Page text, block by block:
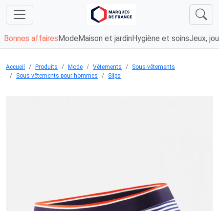
Bonnes affaires Mode Maison et jardin Hygiène et soinsJeux,
Accueil Produits Mode Vêtements
Sous-vêtements
Sous-vêtements pour hommes
Slips